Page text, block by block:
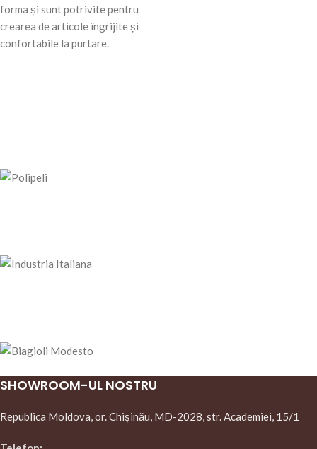
forma și sunt potrivite pentru
crearea de articole îngrijite și
confortabile la purtare.
SHOWROOM-UL NOSTRU
Republica Moldova, or. Chișinău, MD-2028, str. Academiei, 15/1